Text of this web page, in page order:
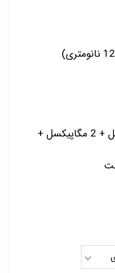
دوربین پشت : سه گانه 50 مگاپیکسل + 2 مگاپیکسل +